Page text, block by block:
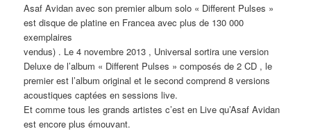
Asaf Avidan avec son premier album solo « Different Pulses »
est disque de platine en Francea avec plus de 130 000
exemplaires
vendus) . Le 4 novembre 2013 , Universal sortira une version
Deluxe de l’album « Different Pulses » composés de 2 CD , le
premier est l’album original et le second comprend 8 versions
acoustiques captées en sessions live.
Et comme tous les grands artistes c’est en Live qu’Asaf Avidan
est encore plus émouvant.